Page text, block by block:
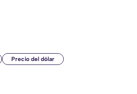
Precio del dólar